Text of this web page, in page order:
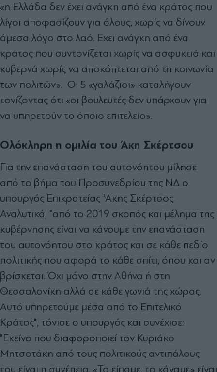
«η Ελλάδα δεν έχει ανάγκη από ένα κράτος που
λίγοι αποφασίζουν για όλους, χωρίς να δίνουν
άμεσα λόγο στο λαό. Εχει ανάγκη από ένα
κράτος που συντονίζεται χωρίς να ασφυκτιά και
κυβερνά χωρίς να αποκόπτεται από τη κοινωνία
των πολιτών». Οι 5 «γαλάζιοι» καταλήγουν
τονίζοντας ότι «οι βουλευτές δεν υπάρχουν για
να υπηρετούν το όποιο επιτελείο».
Ολόκληρη η ομιλία του Άκη Σκέρτσου
Για την επανάσταση του αυτονόητου μίλησε
από το βήμα του Προσυνεδρίου της ΝΔ ο
υπουργός Επικρατείας 'Ακης Σκέρτσος.
Αναλυτικά, "από το 2019 σκοπός και μέλημα της
κυβέρνησης είναι να κάνουμε την επανάσταση
του αυτονόητου στο κράτος και σε κάθε πεδίο
πολιτικής που αφορά το κάθε σπίτι, όπου και αν
βρίσκεται. Όχι μόνο στην Αθήνα ή στη
Θεσσαλονίκη αλλά σε κάθε γωνιά της χώρας.
Αυτό υπηρετούμε μέσα από το Επιτελικό
Κράτος", τόνισε ο υπουργός και συνέχισε:
"Εκείνο που διαφοροποιεί τον Κυριάκο
Μητσοτάκη από τους πολιτικούς αντιπάλους
του είναι η συνέπεια. «Το είπαμε, το κάναμε» είναι